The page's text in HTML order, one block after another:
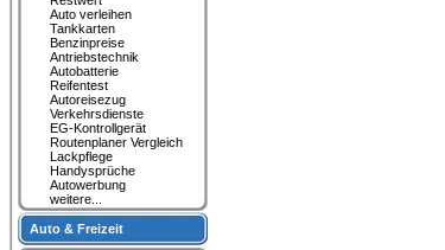
Auto verleihen
Tankkarten
Benzinpreise
Antriebstechnik
Autobatterie
Reifentest
Autoreisezug
Verkehrsdienste
EG-Kontrollgerät
Routenplaner Vergleich
Lackpflege
Handysprüche
Autowerbung
weitere...
Auto & Freizeit